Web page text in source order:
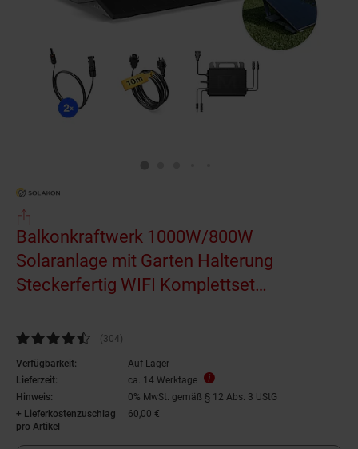
Balkonkraftwerk 1000W/800W
Solaranlage mit Garten Halterung
Steckerfertig WIFI Komplettset
10m
Kundenbewertung: 4,55 von 5 Sternen
(304Kundenbewertungen
)
Verfügbarkeit:
Auf Lager
Lieferzeit:
ca. 14 Werktage
Hinweis:
0% MwSt. gemäß § 12 Abs. 3 UStG
+ Lieferkostenzuschlag
pro Artikel
60,00 €